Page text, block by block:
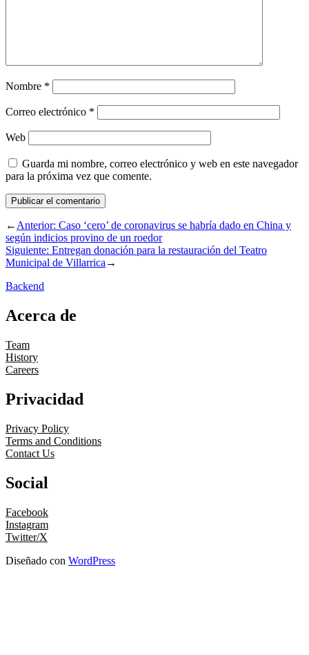
Nombre *
Correo electrónico *
Web
Guarda mi nombre, correo electrónico y web en este navegador
para la próxima vez que comente.
←Anterior: Caso ‘cero’ de coronavirus se habría dado en China y
según indicios provino de un roedor
Siguiente: Entregan donación para la restauración del Teatro
Municipal de Villarrica→
Backend
Acerca de
Team
History
Careers
Privacidad
Privacy Policy
Terms and Conditions
Contact Us
Social
Facebook
Instagram
Twitter/X
Diseñado con WordPress